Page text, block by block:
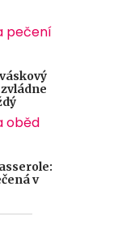
pečení
oběd
v